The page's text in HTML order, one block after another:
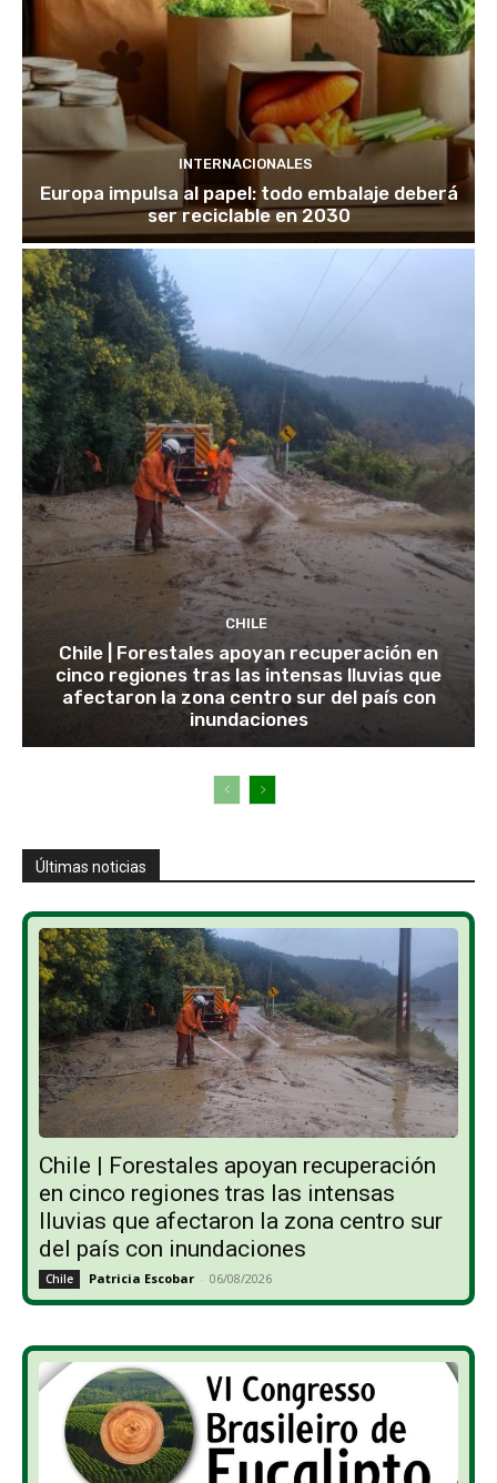
INTERNACIONALES
Europa impulsa al papel: todo embalaje deberá
ser reciclable en 2030
CHILE
Chile | Forestales apoyan recuperación en
cinco regiones tras las intensas lluvias que
afectaron la zona centro sur del país con
inundaciones
Últimas noticias
Chile | Forestales apoyan recuperación
en cinco regiones tras las intensas
lluvias que afectaron la zona centro sur
del país con inundaciones
Chile Patricia Escobar - 06/08/2026